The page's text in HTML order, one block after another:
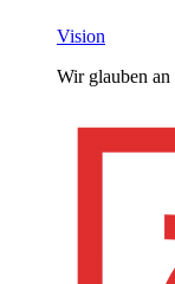
Vision
Wir glauben an